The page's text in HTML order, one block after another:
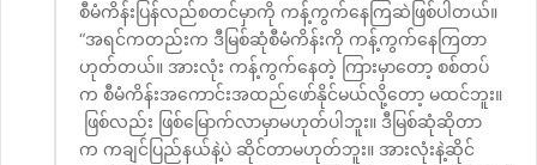
စီမံကိန်းပြန်လည်စတင်မှာကို ကန့်ကွက်နေကြဆဲဖြစ်ပါတယ်။
“အရင်ကတည်းက ဒီမြစ်ဆုံစီမံကိန်းကို ကန့်ကွက်နေကြတာ
ဟုတ်တယ်။ အားလုံး ကန့်ကွက်နေတဲ့ ကြားမှာတော့ စစ်တပ်
က စီမံကိန်းအကောင်းအထည်ဖော်နိုင်မယ်လို့တော့ မထင်ဘူး။
ဖြစ်လည်း ဖြစ်မြောက်လာမှာမဟုတ်ပါဘူး။ ဒီမြစ်ဆုံဆိုတာ
က ကချင်ပြည်နယ်နဲ့ပဲ ဆိုင်တာမဟုတ်ဘူး။ အားလုံးနဲ့ဆိုင်